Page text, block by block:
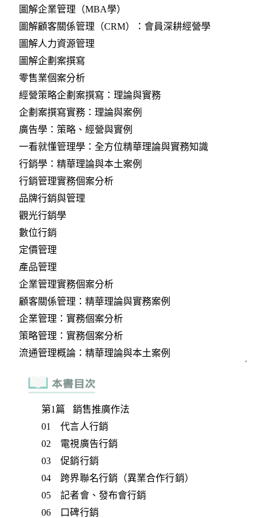
第1篇 銷售推廣作法
01 代言人行銷
02 電視廣告行銷
03 促銷行銷
04 跨界聯名行銷（異業合作行銷）
05 記者會、發布會行銷
06 口碑行銷